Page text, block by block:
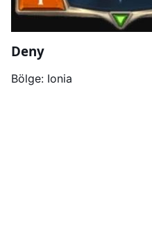
Deny
Bölge: Ionia